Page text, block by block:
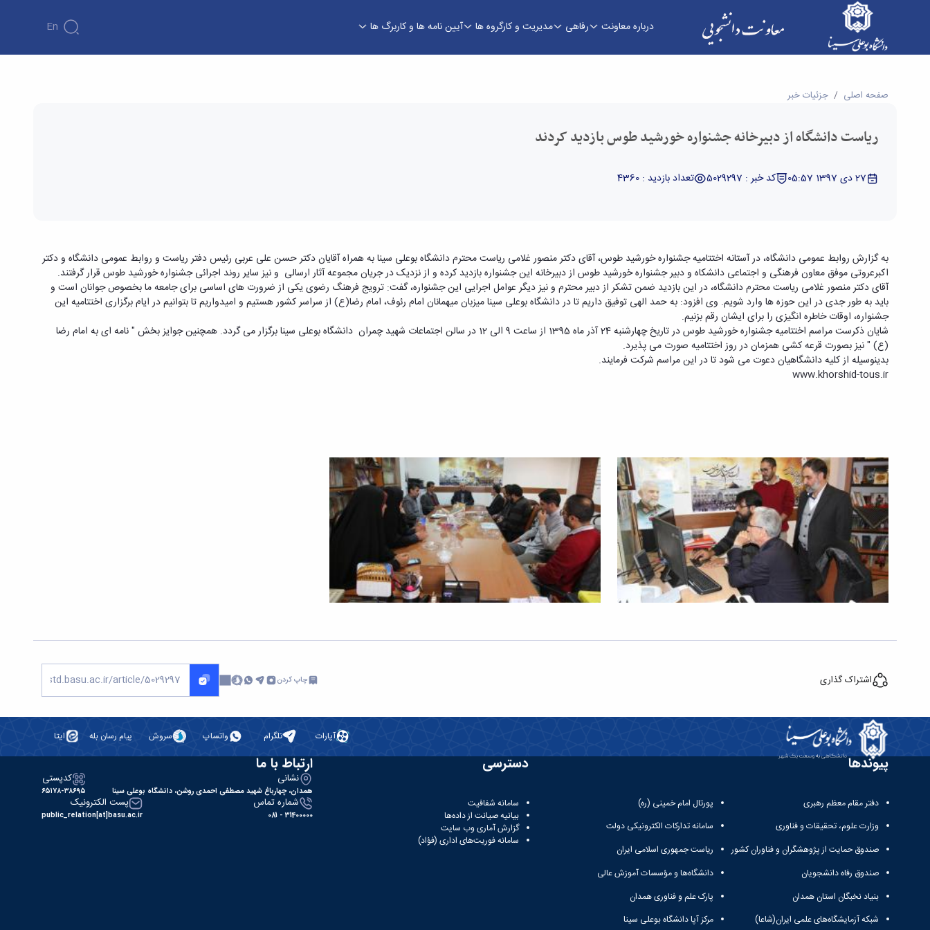
درباره معاونت رفاهی مدیریت و کارگروه ها آیین نامه ها و کاربرگ ها En
ریاست دانشگاه از دبیرخانه جشنواره خورشید طوس بازدید کردند - معاونت دانشجویی
صفحه اصلی جزئیات خبر
ریاست دانشگاه از دبیرخانه جشنواره خورشید طوس بازدید کردند
27 دی 1397 05:57 کد خبر : 5029297 تعداد بازدید : 4360
به گزارش روابط عمومی دانشگاه، در آستانه اختتامیه جشنواره خورشید طوس، آقای دکتر منصور غلامی ریاست محترم دانشگاه بوعلی سینا به همراه آقایان دکتر حسن علی عربی رئیس دفتر ریاست و روابط عمومی دانشگاه و دکتر
اکبرعروتی موفق معاون فرهنگی و اجتماعی دانشکاه و دبیر جشنواره خورشید طوس از دبیرخانه این جشنواره بازدید کرده و از نزدیک در جریان مجموعه آثار ارسالی و نیز سایر روند اجرائی جشنواره خورشید طوس قرار گرفتند.
آقای دکتر منصور غلامی ریاست محترم دانشگاه، در این بازدید ضمن تشکر از دبیر محترم و نیز دیگر عوامل اجرایی این جشنواره، گفت: ترویج فرهنگ رضوی یکی از ضرورت های اساسی برای جامعه ما بخصوص جوانان است و
باید به طور جدی در این حوزه ها وارد شویم. وی افزود: به حمد الهی توفیق داریم تا در دانشگاه بوعلی سینا میزبان میهمانان امام رئوف، امام رضا(ع) از سراسر کشور هستیم و امیدواریم تا بتوانیم در ایام برگزاری اختتامیه این
جشنواره، اوقات خاطره انگیزی را برای ایشان رقم بزنیم.
شایان ذکرست مراسم اختتامیه جشنواره خورشید طوس در تاریخ چهارشنبه 24 آذر ماه 1395 از ساعت 9 الی 12 در سالن اجتماعات شهید چمران دانشگاه بوعلی سینا برگزار می گردد. همچنین جوایز بخش " نامه ای به امام رضا
(ع) " نیز بصورت قرعه کشی همزمان در روز اختتامیه صورت می پذیرد.
بدینوسیله از کلیه دانشگاهیان دعوت می شود تا در این مراسم شرکت فرمایند.
www.khorshid-tous.ir
اشتراک گذاری چاپ کردن
آپارات تلگرام واتساپ سروش پیام رسان بله ایتا
پیوندها
دفتر مقام معظم رهبری
وزارت علوم، تحقیقات و فناوری
صندوق حمایت از پژوهشگران و فناوران کشور
صندوق رفاه دانشجویان
بنیاد نخبگان استان همدان
شبکه آزمایشگاه‌های علمی ایران(شاعا)
پورتال امام خمینی (ره)
سامانه تدارکات الکترونیکی دولت
ریاست جمهوری اسلامی ایران
دانشگاه‌ها و مؤسسات آموزش عالی
پارک علم و فناوری همدان
مرکز آپا دانشگاه بوعلی سینا
دسترسی
سامانه شفافیت
بیانیه صیانت از داده‌ها
گزارش آماری وب‌ سایت
سامانه فوریت‌های اداری (فؤاد)
ارتباط با ما
نشانی
همدان، چهارباغ شهید مصطفی احمدی روشن، دانشگاه بوعلی سینا
کدپستی
۶۵۱۷۸-۳۸۶۹۵
شماره تماس
31400000 - 081
پست الکترونیک
public_relation[at]basu.ac.ir